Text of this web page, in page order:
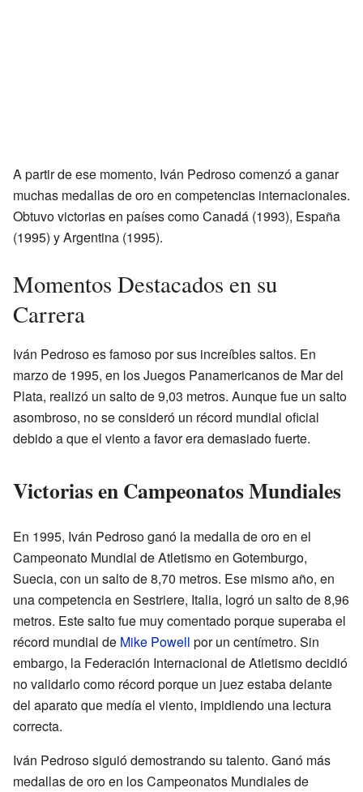
A partir de ese momento, Iván Pedroso comenzó a ganar
muchas medallas de oro en competencias internacionales.
Obtuvo victorias en países como Canadá (1993), España
(1995) y Argentina (1995).
Momentos Destacados en su
Carrera
Iván Pedroso es famoso por sus increíbles saltos. En
marzo de 1995, en los Juegos Panamericanos de Mar del
Plata, realizó un salto de 9,03 metros. Aunque fue un salto
asombroso, no se consideró un récord mundial oficial
debido a que el viento a favor era demasiado fuerte.
Victorias en Campeonatos Mundiales
En 1995, Iván Pedroso ganó la medalla de oro en el
Campeonato Mundial de Atletismo en Gotemburgo,
Suecia, con un salto de 8,70 metros. Ese mismo año, en
una competencia en Sestriere, Italia, logró un salto de 8,96
metros. Este salto fue muy comentado porque superaba el
récord mundial de Mike Powell por un centímetro. Sin
embargo, la Federación Internacional de Atletismo decidió
no validarlo como récord porque un juez estaba delante
del aparato que medía el viento, impidiendo una lectura
correcta.
Iván Pedroso siguió demostrando su talento. Ganó más
medallas de oro en los Campeonatos Mundiales de